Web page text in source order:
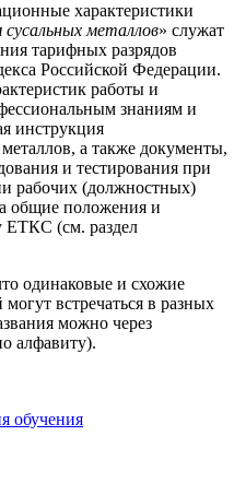
характеристики
металлов» служат
тарифных разрядов
Российской Федерации.
работы и
знаниям и
инструкция
а также документы,
и тестирования при
рабочих (должностных)
общие положения и
ЕТКС (см. раздел
одинаковые и схожие
встречаться в разных
можно через
алфавиту).
обучения